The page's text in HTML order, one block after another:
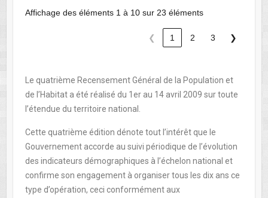
Affichage des éléments 1 à 10 sur 23 éléments
❮ 1 2 3 ❯
Le quatrième Recensement Général de la Population et
de l’Habitat a été réalisé du 1er au 14 avril 2009 sur toute
l’étendue du territoire national.
Cette quatrième édition dénote tout l’intérêt que le
Gouvernement accorde au suivi périodique de l’évolution
des indicateurs démographiques à l’échelon national et
confirme son engagement à organiser tous les dix ans ce
type d’opération, ceci conformément aux